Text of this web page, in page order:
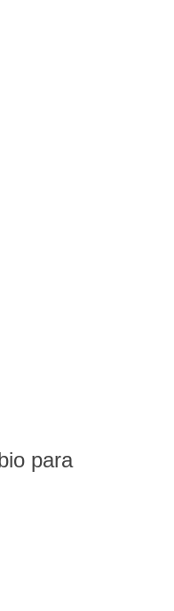
para